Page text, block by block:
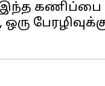
இந்த கணிப்பை